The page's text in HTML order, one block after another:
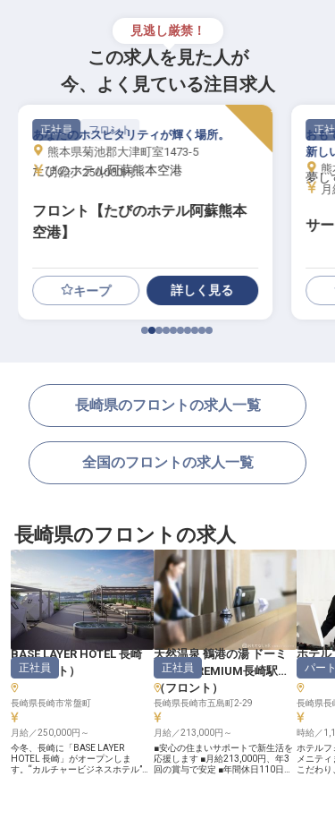
見逃し厳禁！
この求人を見た人が
今、よく見ている注目求人
正社員 フロント
たびのホテル阿蘇熊本空港
フロント【たびのホテル阿蘇熊本
空港】
あなたのホスピタリティが輝く場所。
熊本県菊池郡大津町室1473-5
月給／250,000円～
キープ 詳しく見る
正社
夢し
サ
おも
新し
長崎県のフロントの求人一覧
全国のフロントの求人一覧
長崎県のフロントの求人
BASE LAYER HOTEL 長崎
（フロント ）
正社員
長崎県長崎市常盤町
月給／250,000円～
今冬、長崎に「BASE LAYER
HOTEL 長崎」がオープンしま
す。“カルチャービジネスホテル”を
天然温泉 鶴港の湯 ドーミ
ーインPREMIUM長崎駅前
（フロント ）
正社員
長崎県長崎市五島町2-29
月給／213,000円～
■安心の住まいサポートで新生活を
応援します ■月給213,000円、年3
回の賞与で安定 ■年間休日110日、
ホテル
ロント
パー
時給／
ホテルフ
メニテ
こだわ